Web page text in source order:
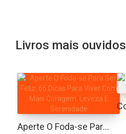
Livros mais ouvidos
Aperte O Foda-se Para Ser Feliz: 66 Dicas Para Viver Com Mais Coragem, Leveza E Serenidade